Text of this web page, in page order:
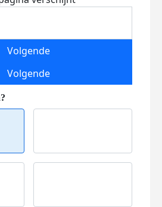
Volgende
Volgende